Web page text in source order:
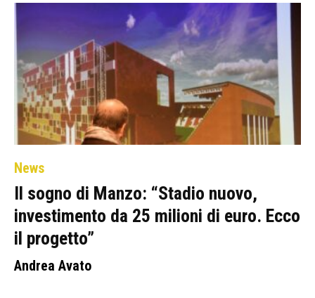
News
Il sogno di Manzo: “Stadio nuovo,
investimento da 25 milioni di euro. Ecco
il progetto”
Andrea Avato